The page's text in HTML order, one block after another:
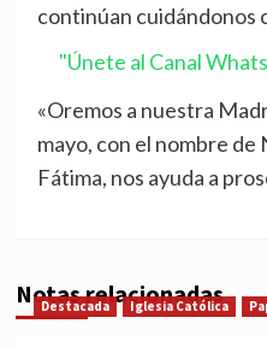
continúan cuidándonos
"Únete al Canal
«Oremos a nuestra
mayo, con el nombre de
Fátima, nos ayuda a
Notas relacionadas
Destacada Iglesia Católica